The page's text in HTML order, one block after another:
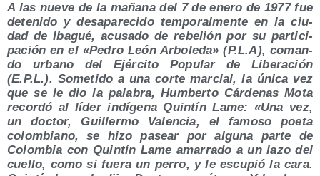
A las nue­ve de la maña­na del 7 de enero de 1977 fue
dete­ni­do y des­apa­re­ci­do tem­po­ral­men­te en la ciu­
dad de Iba­gué, acu­sa­do de rebe­lión por su par­ti­ci­
pa­ción en el «Pedro León Arbo­le­da» (P.L.A), coman­
do urbano del Ejér­ci­to Popu­lar de Libe­ra­ción
(E.P.L.). Some­ti­do a una cor­te mar­cial, la úni­ca vez
que se le dio la pala­bra, Hum­ber­to Cár­de­nas Mota
recor­dó al líder indí­ge­na Quin­tín Lame: «Una vez,
un doc­tor, Gui­ller­mo Valen­cia, el famo­so poe­ta
colom­biano, se hizo pasear por algu­na par­te de
Colom­bia con Quin­tín Lame ama­rra­do a un lazo del
cue­llo, como si fue­ra un perro, y le escu­pió la cara.